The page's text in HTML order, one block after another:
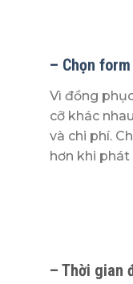
– Chọn
Vì đồng
cỡ khác
và chi phí.
hơn khi
– Thời gian